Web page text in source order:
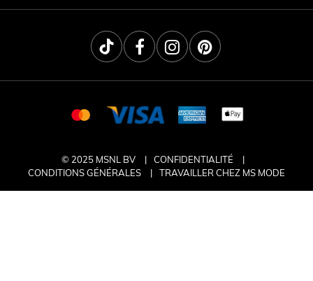
© 2025 MSNL BV
CONFIDENTIALITÉ
CONDITIONS GÉNÉRALES
TRAVAILLER CHEZ MS MODE